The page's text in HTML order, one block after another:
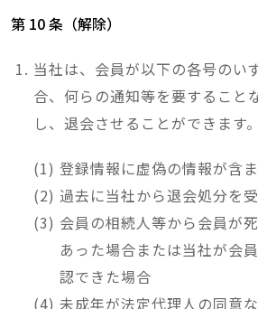
第 10 条（解除）
当社は、会員が以下の各号のい
合、何らの通知等を要すること
し、退会させることができます。
登録情報に虚偽の情報が含
過去に当社から退会処分を
会員の相続人等から会員が
あった場合または当社が会
認できた場合
未成年が法定代理人の同意